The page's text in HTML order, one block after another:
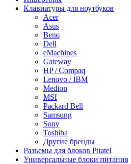
Клавиатуры для ноутбуков
Acer
Asus
Benq
Dell
eMachines
Gateway
HP / Compaq
Lenovo / IBM
Medion
MSI
Packard Bell
Samsung
Sony
Toshiba
Другие бренды
Разъемы для блоков Pitatel
Универсальные блоки питания